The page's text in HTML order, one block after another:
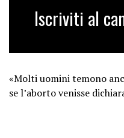
outlawed.
Iscriviti al
«Molti uomini temono
se l’aborto venisse